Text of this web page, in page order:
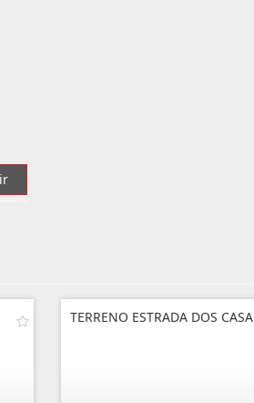
TERRENO ESTRADA DOS CASA